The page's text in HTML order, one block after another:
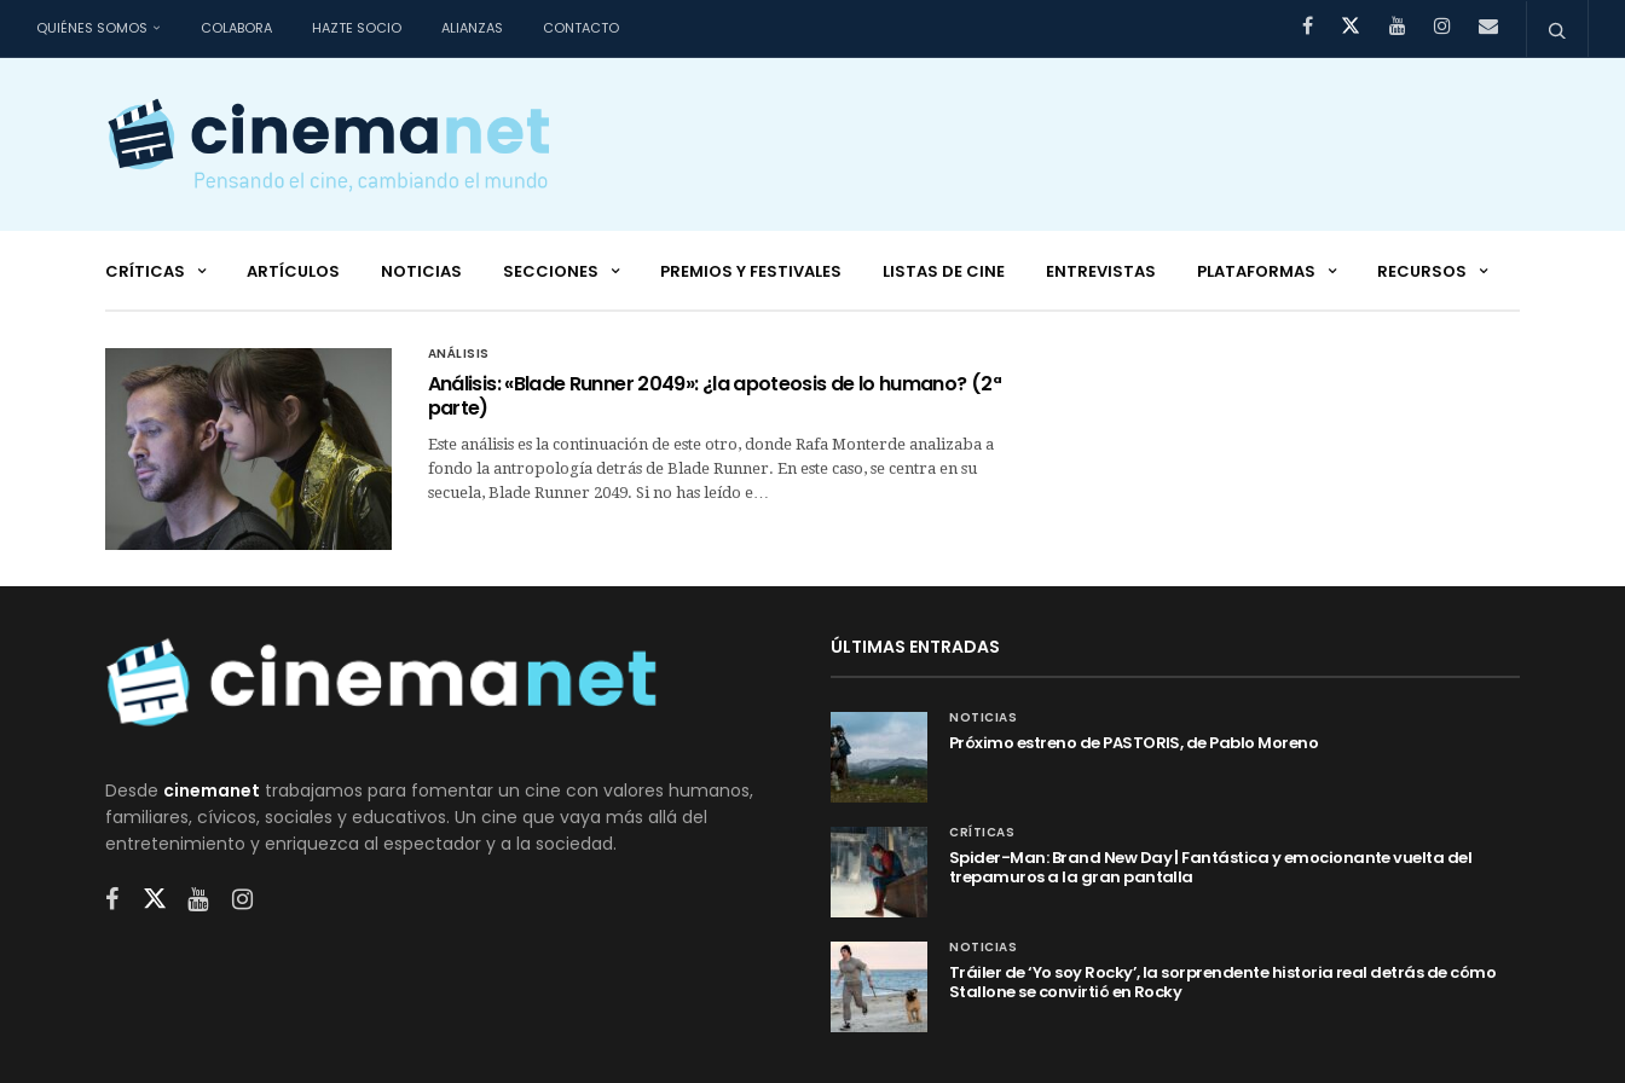
QUIÉNES SOMOS COLABORA HAZTE SOCIO ALIANZAS CONTACTO
CRÍTICAS ARTÍCULOS NOTICIAS SECCIONES PREMIOS Y FESTIVALES LISTAS DE CINE ENTREVISTAS PLATAFORMAS RECURSOS
ANÁLISIS
Análisis: «Blade Runner 2049»: ¿la apoteosis de lo humano? (2ª
parte)
Este análisis es la continuación de este otro, donde Rafa Monterde analizaba a
fondo la antropología detrás de Blade Runner. En este caso, se centra en su
secuela, Blade Runner 2049. Si no has leído e…
Desde cinemanet trabajamos para fomentar un cine con valores humanos,
familiares, cívicos, sociales y educativos. Un cine que vaya más allá del
entretenimiento y enriquezca al espectador y a la sociedad.
ÚLTIMAS ENTRADAS
NOTICIAS
Próximo estreno de PASTORIS, de Pablo Moreno
CRÍTICAS
Spider-Man: Brand New Day | Fantástica y emocionante vuelta del
trepamuros a la gran pantalla
NOTICIAS
Tráiler de ‘Yo soy Rocky’, la sorprendente historia real detrás de cómo
Stallone se convirtió en Rocky